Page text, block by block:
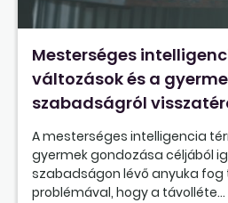
Mesterséges
változások és a
szabadságról
A mesterséges intelligencia
gyermek gondozása céljából
szabadságon lévő anyuka fog
problémával, hogy a távolléte...